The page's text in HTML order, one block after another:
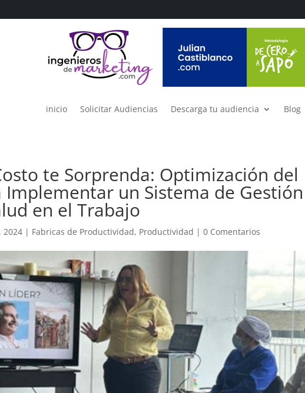
inicio Solicitar Audiencias Descarga tu audiencia Blog
te Sorprenda: Optimización del
Implementar un Sistema de Gestión
en el Trabajo
2024 | Fabricas de Productividad, Productividad |0 Comentarios